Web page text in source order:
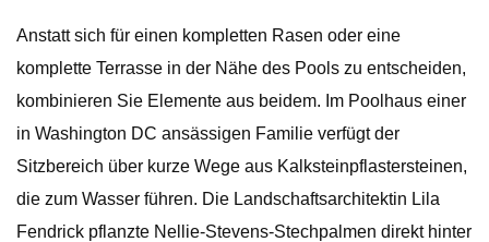
Anstatt sich für einen kompletten Rasen oder eine
komplette Terrasse in der Nähe des Pools zu entscheiden,
kombinieren Sie Elemente aus beidem. Im Poolhaus einer
in Washington DC ansässigen Familie verfügt der
Sitzbereich über kurze Wege aus Kalksteinpflastersteinen,
die zum Wasser führen. Die Landschaftsarchitektin Lila
Fendrick pflanzte Nellie-Stevens-Stechpalmen direkt hinter